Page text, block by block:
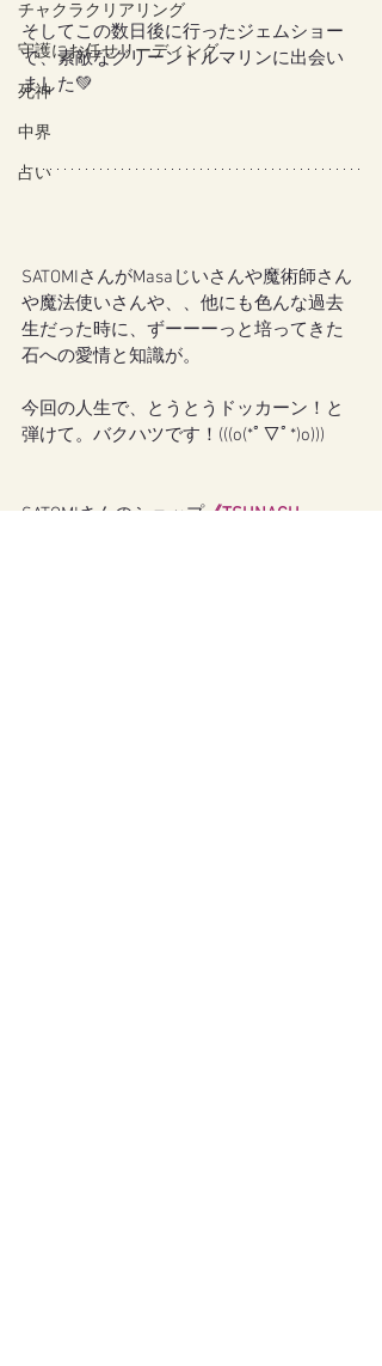
チャクラクリアリング
守護にお任せリーディング
死神
中界
占い
そしてこの数日後に行ったジェムショー
で、素敵なグリーントルマリンに出会い
ました💚
SATOMIさんがMasaじいさんや魔術師さん
や魔法使いさんや、、他にも色んな過去
生だった時に、ずーーーっと培ってきた
石への愛情と知識が。
今回の人生で、とうとうドッカーン！と
弾けて。バクハツです！(((o(*ﾟ▽ﾟ*)o)))
SATOMIさんのショップ《TSUNAGU